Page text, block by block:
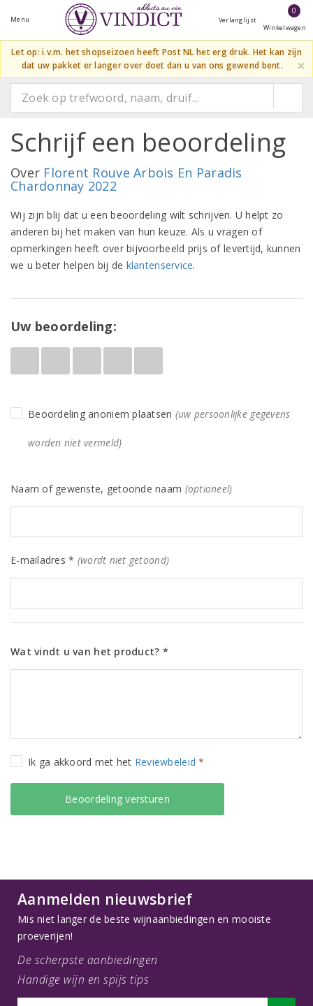
Menu Verlanglijst
0
Winkelwagen
Let op: i.v.m. het shopseizoen heeft Post NL het erg druk. Het kan zijn
dat uw pakket er langer over doet dan u van ons gewend bent.
×
Schrijf een beoordeling
Over Florent Rouve Arbois En Paradis
Chardonnay 2022
Wij zijn blij dat u een beoordeling wilt schrijven. U helpt zo
anderen bij het maken van hun keuze. Als u vragen of
opmerkingen heeft over bijvoorbeeld prijs of levertijd, kunnen
we u beter helpen bij de klantenservice.
Uw beoordeling:
Beoordeling anoniem plaatsen (uw persoonlijke gegevens
worden niet vermeld)
Naam of gewenste, getoonde naam (optioneel)
E-mailadres * (wordt niet getoond)
Wat vindt u van het product? *
Ik ga akkoord met het Reviewbeleid *
Aanmelden nieuwsbrief
Mis niet langer de beste wijnaanbiedingen en mooiste
proeverijen!
De scherpste aanbiedingen
Handige wijn en spijs tips